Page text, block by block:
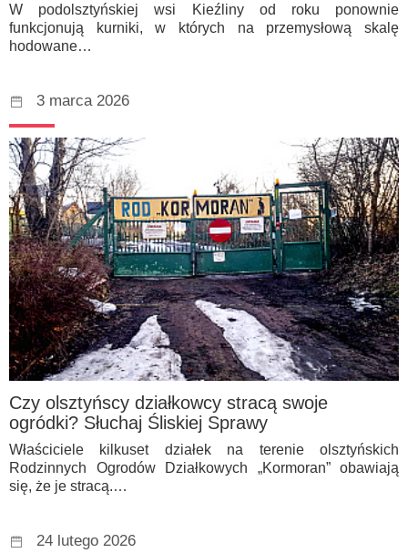
W podolsztyńskiej wsi Kieźliny od roku ponownie
funkcjonują kurniki, w których na przemysłową skalę
hodowane…
3 marca 2026
Czy olsztyńscy działkowcy stracą swoje
ogródki? Słuchaj Śliskiej Sprawy
Właściciele kilkuset działek na terenie olsztyńskich
Rodzinnych Ogrodów Działkowych „Kormoran” obawiają
się, że je stracą.…
24 lutego 2026